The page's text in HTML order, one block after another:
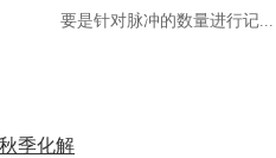
要是针对脉冲的数量进行记...
季化解